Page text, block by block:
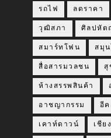
รถไฟ ลดราคา
วุฒิสภา ศิลปหัต
สมาร์ทโฟน สมุ
สื่อสารมวลชน สุ
ห้างสรรพสินค้า
อาชญากรรม อีค
เคาท์ดาวน์ เชีย